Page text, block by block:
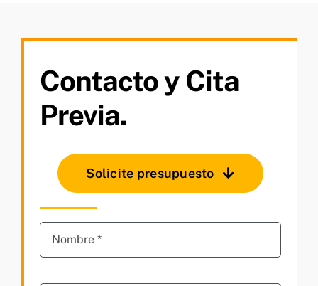
Contacto y Cita
Previa.
Solicite presupuesto